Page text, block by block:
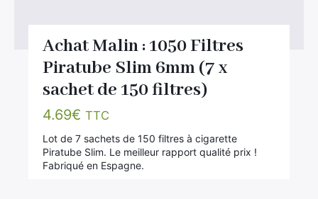
Achat Malin : 1050 Filtres
Piratube Slim 6mm (7 x
sachet de 150 filtres)
4.69€ TTC
Lot de 7 sachets de 150 filtres à cigarette
Piratube Slim. Le meilleur rapport qualité prix !
Fabriqué en Espagne.